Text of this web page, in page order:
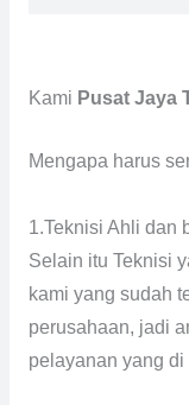
Kami Pusat Jaya
Mengapa harus
1.Teknisi Ahli dan
Selain itu Teknisi
kami yang sudah
perusahaan, jadi
pelayanan yang di